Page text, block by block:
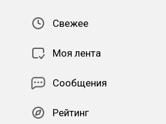
Свежее
Моя лента
Сообщения
Рейтинг